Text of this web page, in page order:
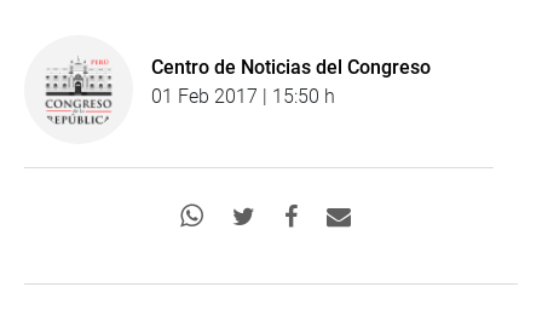
Centro de Noticias del Congreso
01 Feb 2017 | 15:50 h